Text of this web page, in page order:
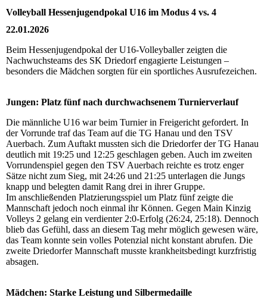
Volleyball Hessenjugendpokal U16 im Modus 4 vs. 4
22.01.2026
Beim Hessenjugendpokal der U16-Volleyballer zeigten die
Nachwuchsteams des SK Driedorf engagierte Leistungen –
besonders die Mädchen sorgten für ein sportliches Ausrufezeichen.
Jungen: Platz fünf nach durchwachsenem Turnierverlauf
Die männliche U16 war beim Turnier in Freigericht gefordert. In
der Vorrunde traf das Team auf die TG Hanau und den TSV
Auerbach. Zum Auftakt mussten sich die Driedorfer der TG Hanau
deutlich mit 19:25 und 12:25 geschlagen geben. Auch im zweiten
Vorrundenspiel gegen den TSV Auerbach reichte es trotz enger
Sätze nicht zum Sieg, mit 24:26 und 21:25 unterlagen die Jungs
knapp und belegten damit Rang drei in ihrer Gruppe.
Im anschließenden Platzierungsspiel um Platz fünf zeigte die
Mannschaft jedoch noch einmal ihr Können. Gegen Main Kinzig
Volleys 2 gelang ein verdienter 2:0-Erfolg (26:24, 25:18). Dennoch
blieb das Gefühl, dass an diesem Tag mehr möglich gewesen wäre,
das Team konnte sein volles Potenzial nicht konstant abrufen. Die
zweite Driedorfer Mannschaft musste krankheitsbedingt kurzfristig
absagen.
Mädchen: Starke Leistung und Silbermedaille